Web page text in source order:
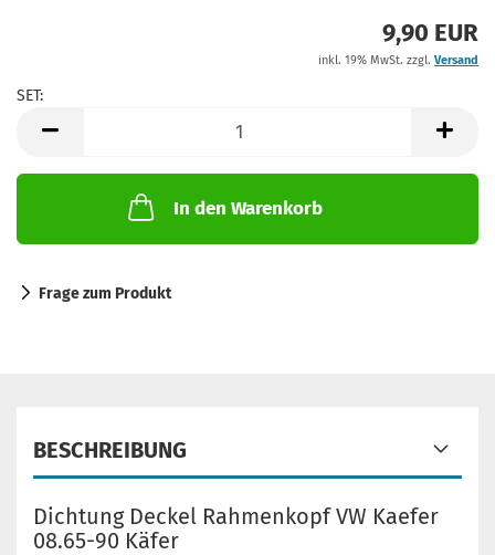
9,90 EUR
inkl. 19% MwSt. zzgl. Versand
SET:
In den Warenkorb
Frage zum Produkt
BESCHREIBUNG
Dichtung Deckel Rahmenkopf VW Kaefer
08.65-90 Käfer